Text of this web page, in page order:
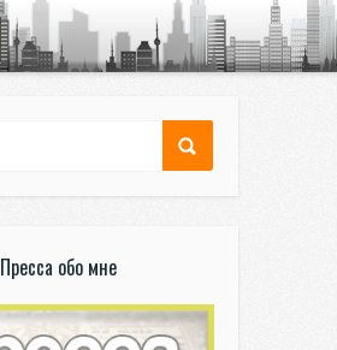
Пресса обо мне